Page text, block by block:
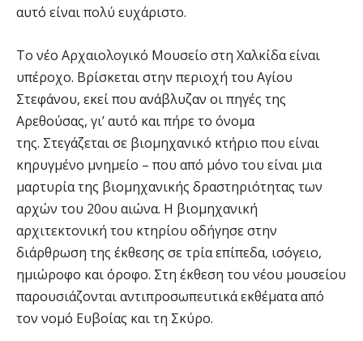
αυτό είναι πολύ ευχάριστο.
Το νέο Αρχαιολογικό Μουσείο στη Χαλκίδα είναι
υπέροχο. Βρίσκεται στην περιοχή του Αγίου
Στεφάνου, εκεί που ανάβλυζαν οι πηγές της
Αρεθούσας, γι’ αυτό και πήρε το όνομα
της. Στεγάζεται σε βιομηχανικό κτήριο που είναι
κηρυγμένο μνημείο – που από μόνο του είναι μια
μαρτυρία της βιομηχανικής δραστηριότητας των
αρχών του 20ου αιώνα. Η βιομηχανική
αρχιτεκτονική του κτηρίου οδήγησε στην
διάρθρωση της έκθεσης σε τρία επίπεδα, ισόγειο,
ημιώροφο και όροφο. Στη έκθεση του νέου μουσείου
παρουσιάζονται αντιπροσωπευτικά εκθέματα από
τον νομό Ευβοίας και τη Σκύρο.